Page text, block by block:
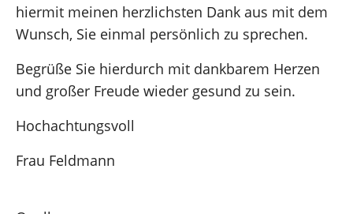
hiermit meinen herzlichsten Dank aus mit dem
Wunsch, Sie einmal persönlich zu sprechen.
Begrüße Sie hierdurch mit dankbarem Herzen
und großer Freude wieder gesund zu sein.
Hochachtungsvoll
Frau Feldmann